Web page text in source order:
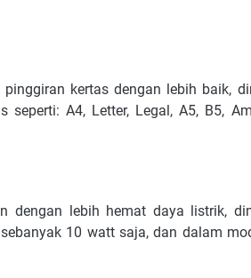
kertas dengan lebih baik,
A4, Letter, Legal, A5, B5,
dengan lebih hemat daya listrik,
10 watt saja, dan dalam